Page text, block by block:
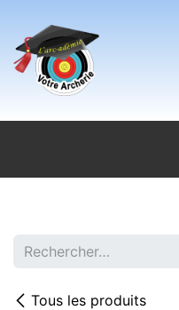
Tous les produits